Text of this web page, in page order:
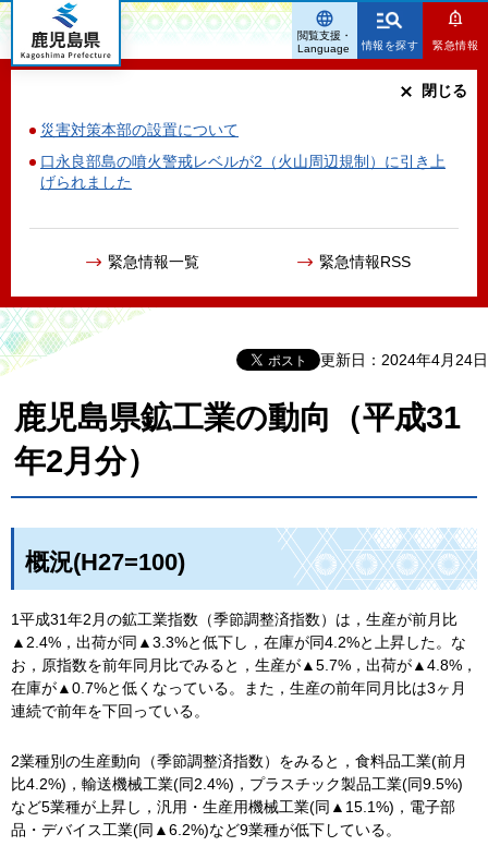
鹿児島県
情報を探す 緊急情報
災害対策本部の設置について
口永良部島の噴火警戒レベルが2（火山周辺規制）に引き上
げられました
緊急情報一覧 緊急情報RSS
閉じる
閲覧支援・
Language
更新日：2024年4月24日
鹿児島県鉱工業の動向（平成31
年2月分）
概況(H27=100)
1平成31年2月の鉱工業指数（季節調整済指数）は，生産が前月比
▲2.4%，出荷が同▲3.3%と低下し，在庫が同4.2%と上昇した。な
お，原指数を前年同月比でみると，生産が▲5.7%，出荷が▲4.8%，
在庫が▲0.7%と低くなっている。また，生産の前年同月比は3ヶ月
連続で前年を下回っている。
2業種別の生産動向（季節調整済指数）をみると，食料品工業(前月
比4.2%)，輸送機械工業(同2.4%)，プラスチック製品工業(同9.5%)
など5業種が上昇し，汎用・生産用機械工業(同▲15.1%)，電子部
品・デバイス工業(同▲6.2%)など9業種が低下している。